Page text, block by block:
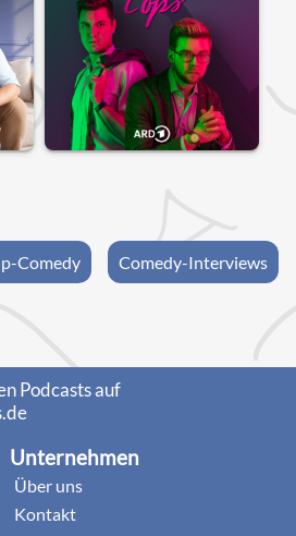
Comedy Comedy-Interviews
Podcasts auf
Unternehmen
Über uns
Kontakt